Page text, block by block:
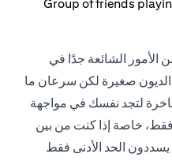
الأمور الشائعة جدًا في
الديون صغيرة لكن سرعان ما
لتجد نفسك في مواجهة
فقط، خاصة إذا كنت من بين
يسددون الحد الأدنى فقط